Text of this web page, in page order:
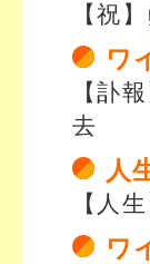
【祝
ワ
【訃
去
人
【人
ワ